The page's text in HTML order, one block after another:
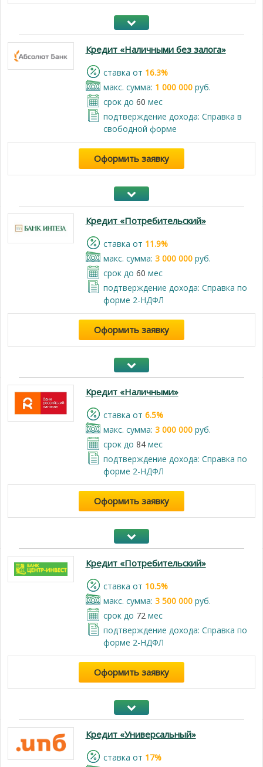
Кредит «Наличными без залога»
cтавка от 16.3%
макс. сумма: 1 000 000руб.
срок до 60 мес
подтверждение дохода: Cправка в
свободной форме
Оформить заявку
Кредит «Потребительский»
cтавка от 11.9%
макс. сумма: 3 000 000руб.
срок до 60 мес
подтверждение дохода: Справка по
форме 2-НДФЛ
Оформить заявку
Кредит «Наличными»
cтавка от 6.5%
макс. сумма: 3 000 000руб.
срок до 84мес
подтверждение дохода: Справка по
форме 2-НДФЛ
Оформить заявку
Кредит «Потребительский»
cтавка от 10.5%
макс. сумма: 3 500 000руб.
срок до 72 мес
подтверждение дохода: Справка по
форме 2-НДФЛ
Оформить заявку
Кредит «Универсальный»
cтавка от 17%